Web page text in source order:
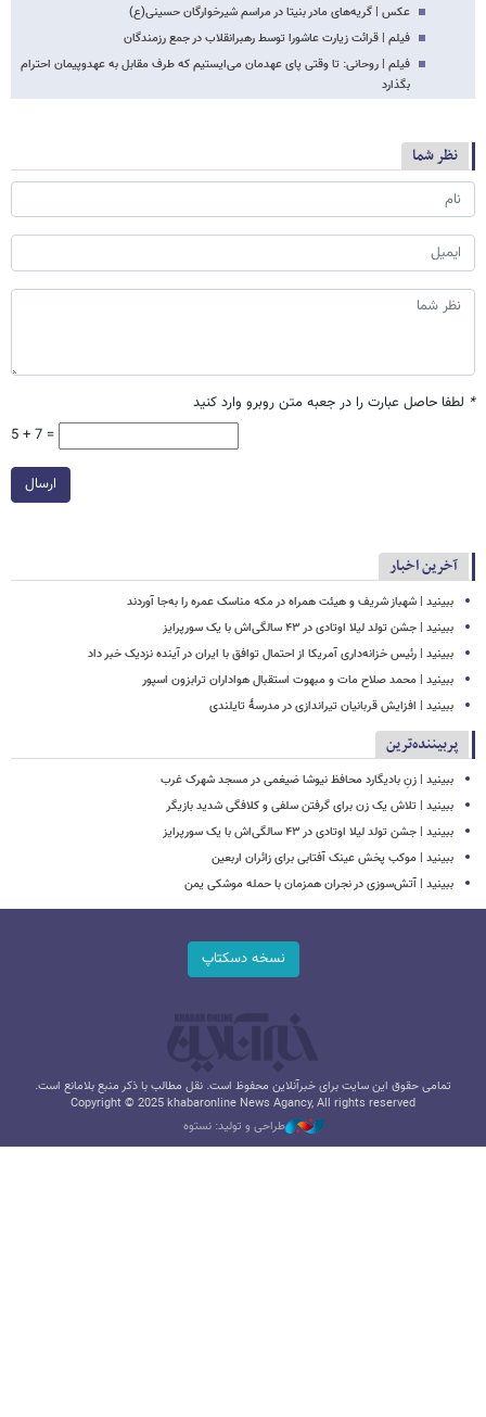
عکس | گریه‌های مادر بنیتا در مراسم شیرخوارگان حسینی(ع)
فیلم | قرائت زیارت عاشورا توسط رهبرانقلاب در جمع رزمندگان
فیلم | روحانی: تا وقتی پای عهدمان می‌ایستیم که طرف مقابل به عهدوپیمان احترام
بگذارد
نظر شما
* لطفا حاصل عبارت را در جعبه متن روبرو وارد کنید
5 + 7 =
ارسال
آخرین اخبار
ببینید | شهباز شریف و هیئت همراه در مکه مناسک عمره را به‌جا آوردند
ببینید | جشن تولد لیلا اوتادی در ۴۳ سالگی‌اش با یک سورپرایز
ببینید | رئیس خزانه‌داری آمریکا از احتمال توافق با ایران در آینده نزدیک خبر داد
ببینید | محمد صلاح مات و مبهوت استقبال هواداران ترابزون اسپور
ببینید | افزایش قربانیان تیراندازی در مدرسۀ تایلندی
پربیننده‌ترین
ببینید | زنِ بادیگارد محافظ نیوشا ضیغمی در مسجد شهرک غرب
ببینید | تلاش یک زن برای گرفتن سلفی و کلافگی شدید بازیگر
ببینید | جشن تولد لیلا اوتادی در ۴۳ سالگی‌اش با یک سورپرایز
ببینید | موکب پخش عینک آفتابی برای زائران اربعین
ببینید | آتش‌سوزی در نجران همزمان با حمله موشکی یمن
نسخه دسکتاپ
تمامی حقوق این سایت برای خبرآنلاین محفوظ است. نقل مطالب با ذکر منبع بلامانع است.
Copyright © 2025 khabaronline News Agancy, All rights reserved
طراحی و تولید: نستوه